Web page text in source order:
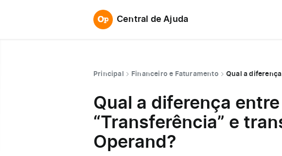
Central de Ajuda
Principal Financeiro e Faturamento
Qual a diferença
“Transferência” e
Operand?